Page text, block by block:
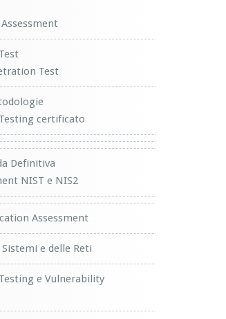
Test
certificato
Definitiva
NIST e NIS2
Assessment
Sistemi e delle Reti
e Vulnerability